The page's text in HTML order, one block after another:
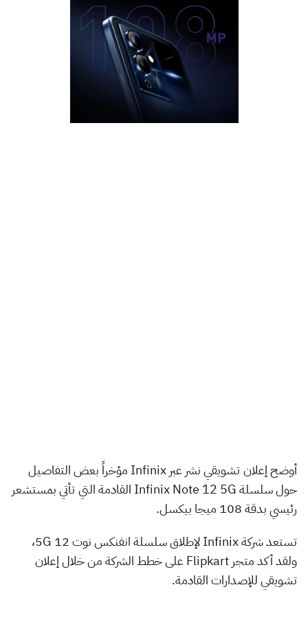
أوضح إعلان تشويقي نشر عبر Infinix مؤخراً بعض التفاصيل
حول سلسلة Infinix Note 12 5G القادمة التي تأتي بمستشعر
رئيسي بدقة 108 ميجا بيكسل.
تستعد شركة Infinix لإطلاق سلسلة انفنكس نوت 12 5G،
ولقد أكد متجر Flipkart على خطط الشركة من خلال إعلان
تشويقي للإصدارات القادمة.